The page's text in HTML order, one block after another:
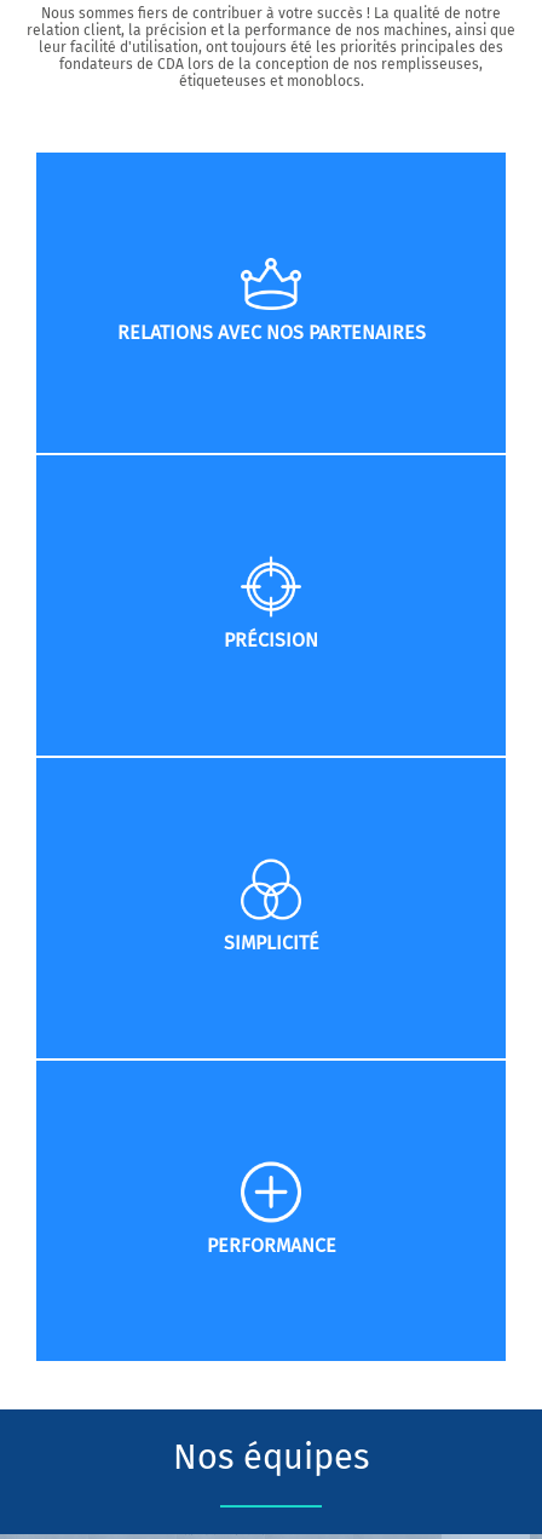
Nous sommes fiers de contribuer à votre succès ! La qualité de notre
relation client, la précision et la performance de nos machines, ainsi que
leur facilité d'utilisation, ont toujours été les priorités principales des
fondateurs de CDA lors de la conception de nos remplisseuses,
étiqueteuses et monoblocs.
RELATIONS AVEC NOS PARTENAIRES
PRÉCISION
SIMPLICITÉ
PERFORMANCE
Nos équipes